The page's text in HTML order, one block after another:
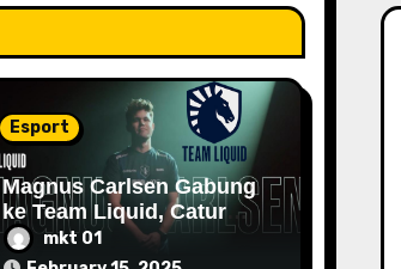
Esport
Magnus Carlsen Gabung
ke Team Liquid, Catur
Bertemu Esports
mkt 01